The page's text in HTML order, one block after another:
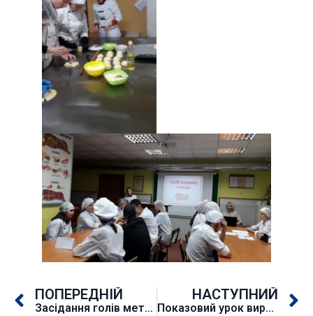
ПОПЕРЕДНІЙ
Засідання голів методичних комісій
НАСТУПНИЙ
Показовий урок виробничого навчання з професії «Машиніст крана (кранівник)»